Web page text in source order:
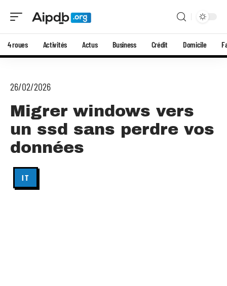
4 roues Activités Actus Business Crédit Domicile
26/02/2026
Migrer windows vers
un ssd sans perdre vos
données
IT